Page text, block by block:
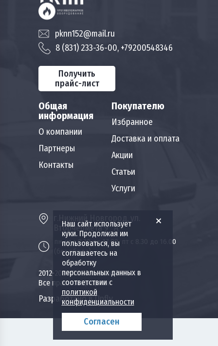
Наш сайт использует
куки. Продолжая им
пользоваться, вы
соглашаетесь на
обработку
персональных данных в
соответствии с
политикой
конфиденциальности
Согласен
Общая
информация
О компании
Партнеры
Контакты
Покупателю
Избранное
Доставка и оплата
Акции
Статьи
Услуги
pknn152@mail.ru
8 (831) 233-36-00, +79200548346
Получить
прайс-лист
г.Нижний Новгород, ул.
Вторчермета 9 "А"
пн-чт с 8.30 до 17.00, пт с 8.30 до 16.00
(без обеда)
2012-2026 Пожкомплект НН.
Все права защищены.
Разработано в Upfly